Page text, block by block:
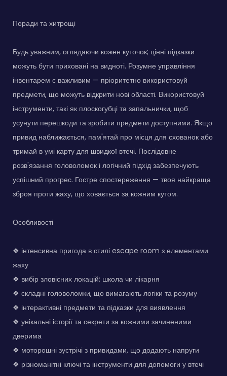
Поради та хитрощі
Будь уважним, оглядаючи кожен куточок; цінні підказки
можуть бути приховані на видноті. Розумне управління
інвентарем є важливим — пріоритетно використовуй
предмети, що можуть відкрити нові області. Використовуй
інструменти, такі як плоскогубці та запальнички, щоб
усунути перешкоди та зробити предмети доступними. Якщо
привид наближається, пам'ятай про місця для схованок або
тримай в умі карту для швидкої втечі. Послідовне
розв'язання головоломок і логічний підхід забезпечують
успішний прогрес. Гостре спостереження — твоя найкраща
зброя проти жаху, що ховається за кожним кутом.
Особливості
❖ інтенсивна пригода в стилі escape room з елементами
жаху
❖ вибір зловісних локацій: школа чи лікарня
❖ складні головоломки, що вимагають логіки та розуму
❖ інтерактивні предмети та підказки для виявлення
❖ унікальні історії та секрети за кожними зачиненими
дверима
❖ моторошні зустрічі з привидами, що додають напруги
❖ різноманітні ключі та інструменти для допомоги у втечі